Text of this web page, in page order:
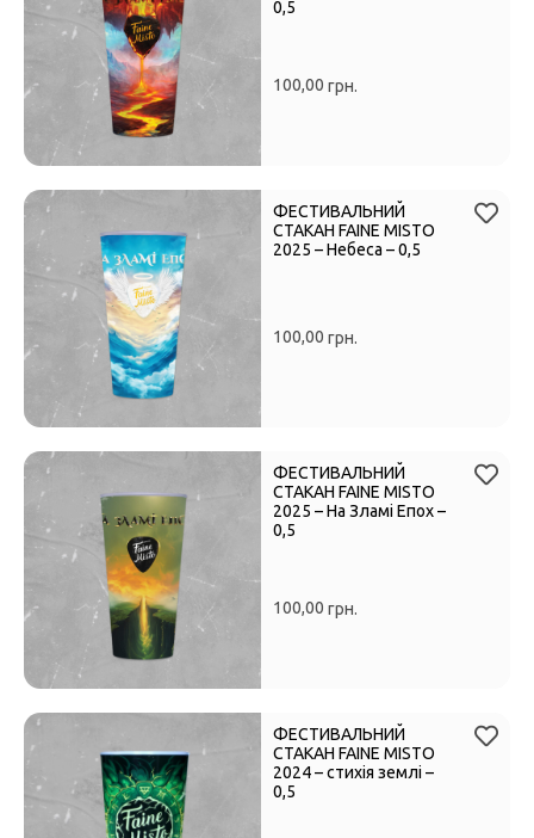
0,5
100,00 грн.
ФЕСТИВАЛЬНИЙ
СТАКАН FAINE MISTO
2025 – Небеса – 0,5
100,00 грн.
ФЕСТИВАЛЬНИЙ
СТАКАН FAINE MISTO
2025 – На Зламі Епох –
0,5
100,00 грн.
ФЕСТИВАЛЬНИЙ
СТАКАН FAINE MISTO
2024 – стихія землі –
0,5